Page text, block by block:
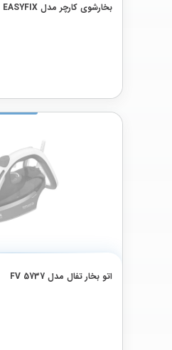
بخارشوی کارچر مدل SC2 EASYFIX
اتو بخار تفال مدل FV 5737